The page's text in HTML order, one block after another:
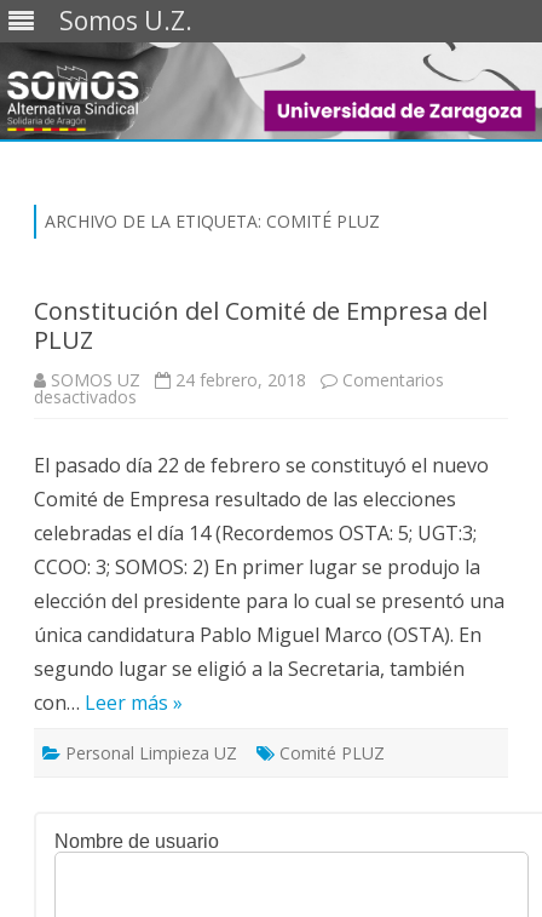
Somos U.Z.
Saltar
ARCHIVO DE LA ETIQUETA: COMITÉ PLUZ
Constitución del Comité de Empresa del
PLUZ
SOMOS UZ 24 febrero, 2018 Comentarios
desactivados
de
Empresa
del
PLUZ
El pasado día 22 de febrero se constituyó el nuevo
Comité de Empresa resultado de las elecciones
celebradas el día 14 (Recordemos OSTA: 5; UGT:3;
CCOO: 3; SOMOS: 2) En primer lugar se produjo la
elección del presidente para lo cual se presentó una
única candidatura Pablo Miguel Marco (OSTA). En
segundo lugar se eligió a la Secretaria, también
con… Leer más »
Personal Limpieza UZ Comité PLUZ
Nombre de usuario